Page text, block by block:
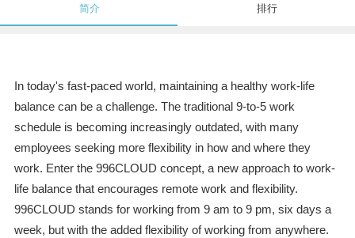
简介 排行
In today's fast-paced world, maintaining a healthy work-life
balance can be a challenge. The traditional 9-to-5 work
schedule is becoming increasingly outdated, with many
employees seeking more flexibility in how and where they
work. Enter the 996CLOUD concept, a new approach to work-
life balance that encourages remote work and flexibility.
996CLOUD stands for working from 9 am to 9 pm, six days a
week, but with the added flexibility of working from anywhere.